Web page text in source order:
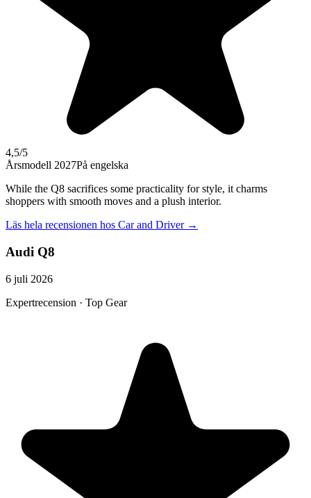
4,5/5
Årsmodell 2027På engelska
While the Q8 sacrifices some practicality for style, it charms
shoppers with smooth moves and a plush interior.
Läs hela recensionen hos Car and Driver→
Audi Q8
6 juli 2026
Expertrecension · Top Gear